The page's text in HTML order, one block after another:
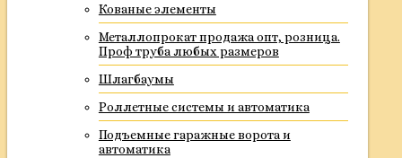
Кованые элементы
Металлопрокат продажа опт, розница.
Проф труба любых размеров
Шлагбаумы
Роллетные системы и автоматика
Подъемные гаражные ворота и
автоматика